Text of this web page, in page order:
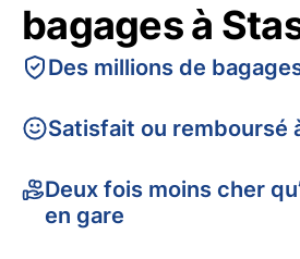
bagages à
Des millions de
Satisfait ou remboursé
Deux fois moins cher
en gare